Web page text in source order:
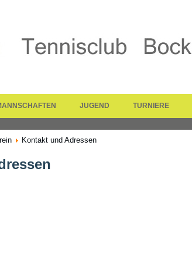
JUGEND TURNIERE
Kontakt und Adressen